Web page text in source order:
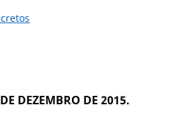
DEZEMBRO DE 2015.